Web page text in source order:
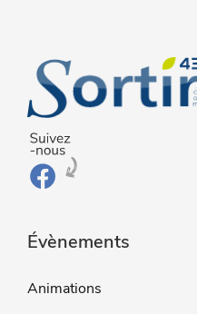
Évènements
Animations